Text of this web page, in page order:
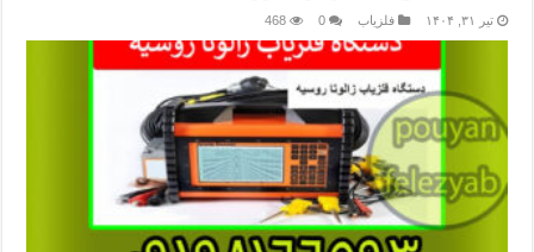
تیر ۳۱, ۱۴۰۴ فلزیاب 0
468